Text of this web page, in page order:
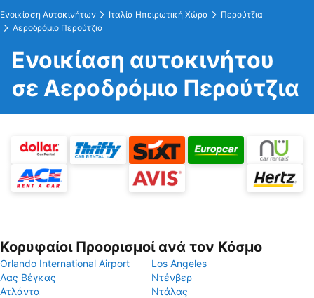
Ενοικίαση Αυτοκινήτων Ιταλία Ηπειρωτική Χώρα
Περούτζια
Αεροδρόμιο Περούτζια
Ενοικίαση αυτοκινήτου
σε Αεροδρόμιο Περούτζια
Κορυφαίοι Προορισμοί ανά τον Κόσμο
Orlando International Airport
Los Angeles
Λας Βέγκας
Ντένβερ
Ατλάντα
Ντάλας